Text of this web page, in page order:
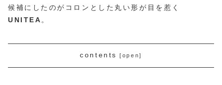
候補にしたのがコロンとした丸い形が目を惹く
UNITEA 。
contents